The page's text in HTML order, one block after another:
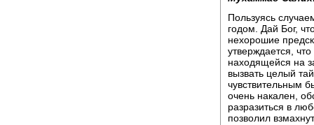
Пользуясь
годом. Дай Бог,
нехорошие
утверждается,
находящейся на
вызвать целый
чувствительным
очень накален,
разразиться в
позволил